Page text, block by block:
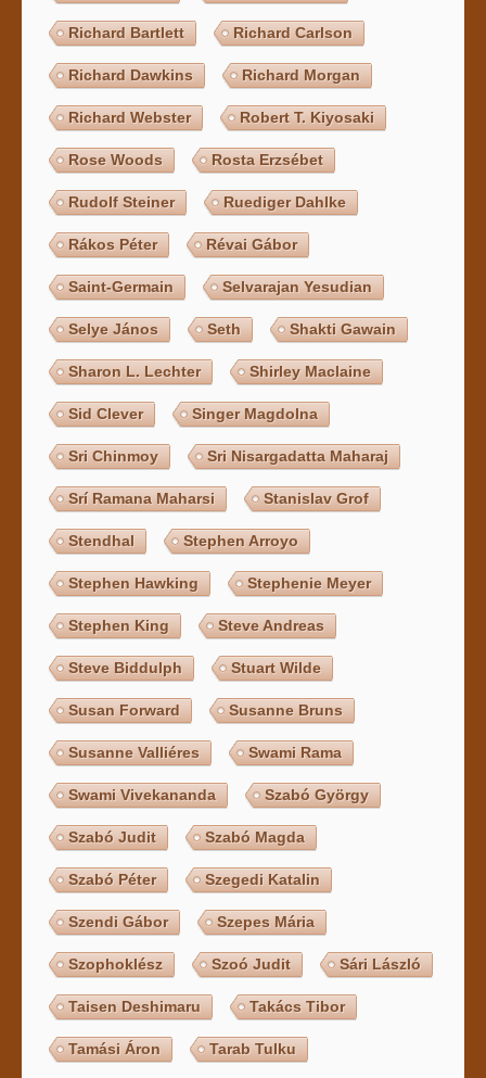
Richard Bartlett Richard Carlson
Richard Dawkins Richard Morgan
Richard Webster Robert T. Kiyosaki
Rose Woods Rosta Erzsébet
Rudolf Steiner Ruediger Dahlke
Rákos Péter Révai Gábor
Saint-Germain Selvarajan Yesudian
Selye János Seth Shakti Gawain
Sharon L. Lechter Shirley Maclaine
Sid Clever Singer Magdolna
Sri Chinmoy Sri Nisargadatta Maharaj
Srí Ramana Maharsi Stanislav Grof
Stendhal Stephen Arroyo
Stephen Hawking Stephenie Meyer
Stephen King Steve Andreas
Steve Biddulph Stuart Wilde
Susan Forward Susanne Bruns
Susanne Valliéres Swami Rama
Swami Vivekananda Szabó György
Szabó Judit Szabó Magda
Szabó Péter Szegedi Katalin
Szendi Gábor Szepes Mária
Szophoklész Szoó Judit Sári László
Taisen Deshimaru Takács Tibor
Tamási Áron Tarab Tulku